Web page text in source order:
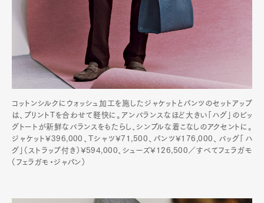
コットンシルクにウォッシュ加工を施したジャケットとパンツのセットアップ
は、プリントTを合わせて軽快に。アンバランスなほど大きい「ハグ」のビッ
グトートが新鮮なバランスをもたらし、シンプルな着こなしのアクセントに。
ジャケット¥396,000、Tシャツ¥71,500、パンツ¥176,000、バッグ「ハ
グ」（ストラップ付き）¥594,000、シューズ¥126,500／すべてフェラガモ
（フェラガモ・ジャパン）